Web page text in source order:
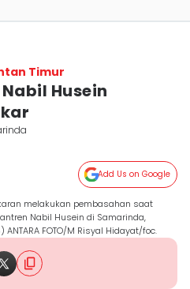
Timur
Husein
Add Us on Google
melakukan pembasahan saat
Nabil Husein di Samarinda,
FOTO/M Risyal Hidayat/foc.